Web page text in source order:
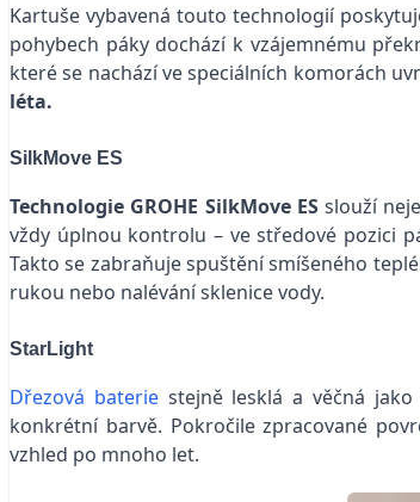
Kartuše vybavená touto technologií
pohybech páky dochází k vzájemnému
které se nachází ve speciálních komorách
léta.
SilkMove ES
Technologie GROHE SilkMove ESslouží
vždy úplnou kontrolu – ve středové pozici
Takto se zabraňuje spuštění smíšeného
rukou nebo nalévání sklenice vody.
StarLight
Dřezová bateriestejně lesklá a věčná
konkrétní barvě. Pokročile zpracované
vzhled po mnoho let.